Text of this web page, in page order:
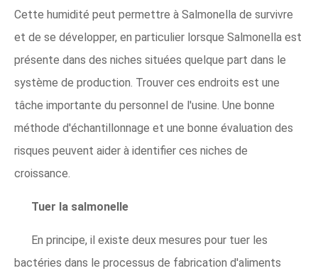
Cette humidité peut permettre à Salmonella de survivre
et de se développer, en particulier lorsque Salmonella est
présente dans des niches situées quelque part dans le
système de production. Trouver ces endroits est une
tâche importante du personnel de l'usine. Une bonne
méthode d'échantillonnage et une bonne évaluation des
risques peuvent aider à identifier ces niches de
croissance.
Tuer la salmonelle
En principe, il existe deux mesures pour tuer les
bactéries dans le processus de fabrication d'aliments